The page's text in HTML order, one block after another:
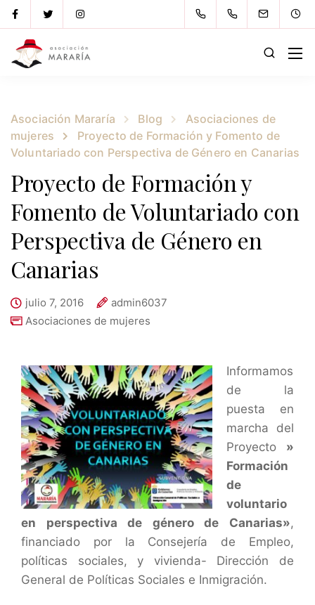
Asociación Mararía Blog
Asociaciones de
mujeres
Proyecto de Formación y Fomento de
Voluntariado con Perspectiva de Género en Canarias
Proyecto de Formación y
Fomento de Voluntariado con
Perspectiva de Género en
Canarias
julio 7, 2016
admin6037
Asociaciones de mujeres
Informamos
de la
puesta en
marcha del
Proyecto »
Formación
de
voluntario
en perspectiva de género de Canarias»,
financiado por la Consejería de Empleo,
políticas sociales, y vivienda- Dirección de
General de Políticas Sociales e Inmigración.